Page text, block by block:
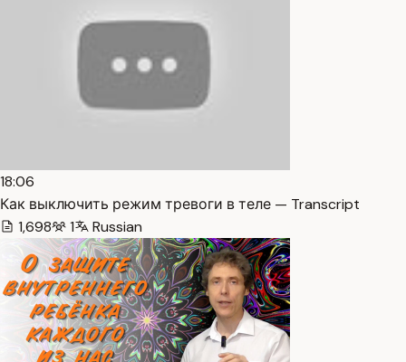
18:06
Как выключить режим тревоги в теле — Transcript
1,698
1 Russian